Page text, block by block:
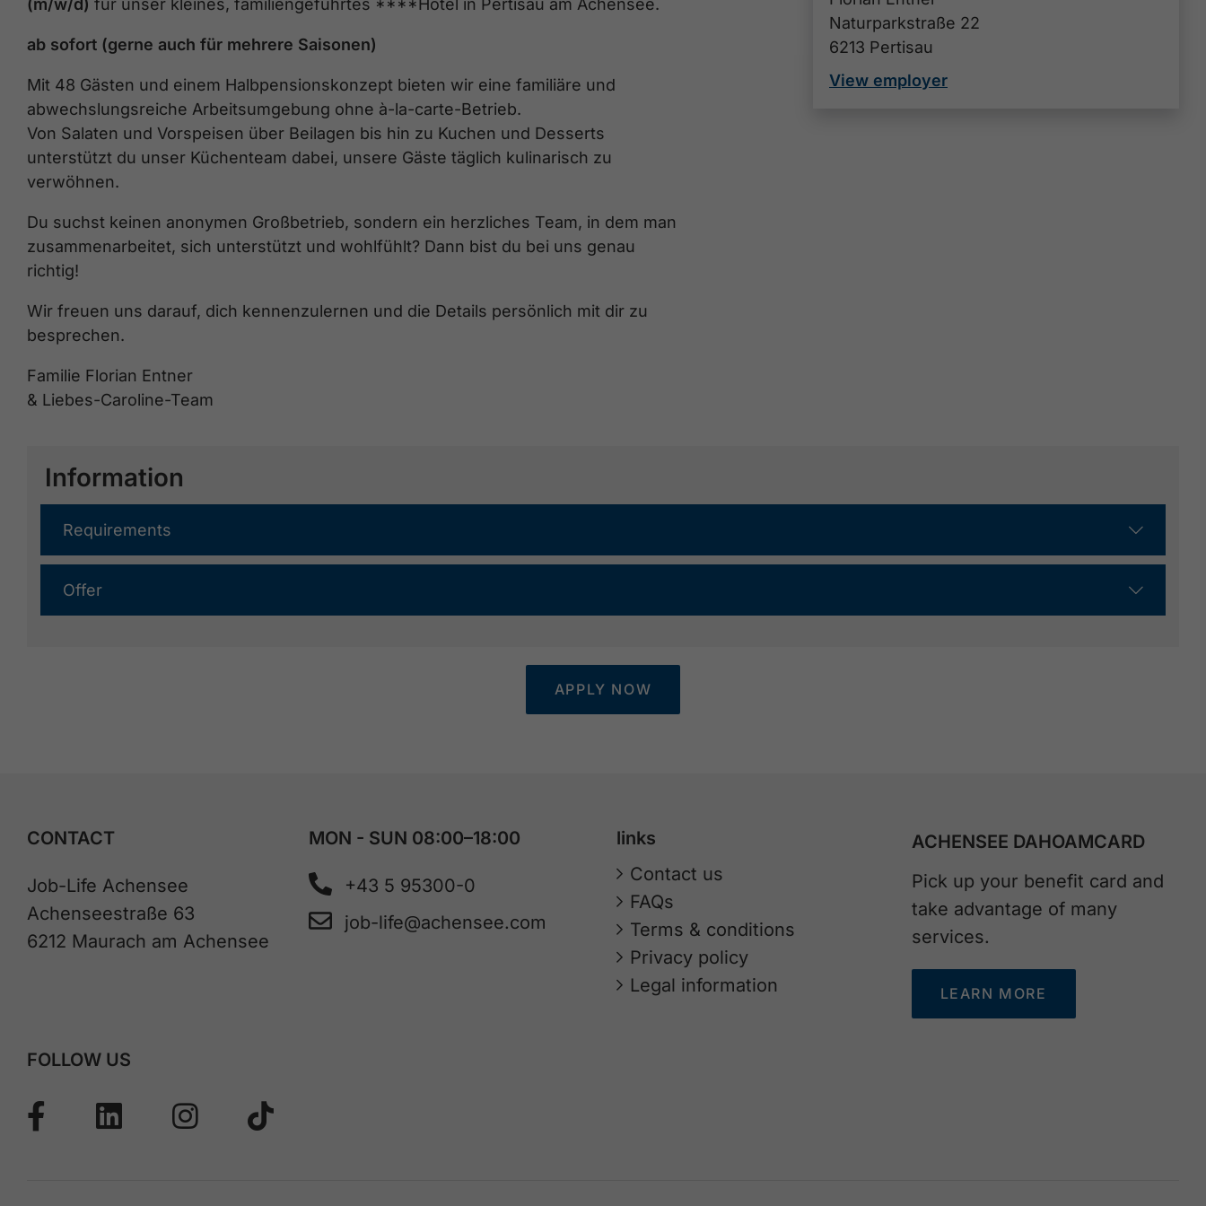
(m/w/d) für unser kleines, familiengeführtes ****Hotel in Pertisau am Achensee.
ab sofort (gerne auch für mehrere Saisonen)
Mit 48 Gästen und einem Halbpensionskonzept bieten wir eine familiäre und
abwechslungsreiche Arbeitsumgebung ohne à-la-carte-Betrieb.
Von Salaten und Vorspeisen über Beilagen bis hin zu Kuchen und Desserts
unterstützt du unser Küchenteam dabei, unsere Gäste täglich kulinarisch zu
verwöhnen.
Du suchst keinen anonymen Großbetrieb, sondern ein herzliches Team, in dem man
zusammenarbeitet, sich unterstützt und wohlfühlt? Dann bist du bei uns genau
richtig!
Wir freuen uns darauf, dich kennenzulernen und die Details persönlich mit dir zu
besprechen.
Familie Florian Entner
& Liebes-Caroline-Team
Naturparkstraße 22
6213 Pertisau
View employer
Information
Requirements
Offer
APPLY NOW
CONTACT
Job-Life Achensee
Achenseestraße 63
6212 Maurach am Achensee
MON - SUN 08:00–18:00
+43 5 95300-0
job-life@achensee.com
FOLLOW US
links
Contact us
FAQs
Terms & conditions
Privacy policy
Legal information
ACHENSEE DAHOAMCARD
Pick up your benefit card and
take advantage of many
services.
LEARN MORE